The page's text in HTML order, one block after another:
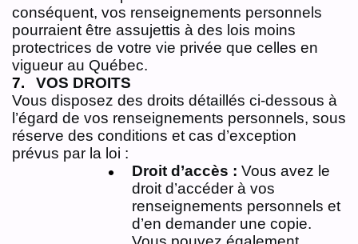
conséquent, vos renseignements personnels
pourraient être assujettis à des lois moins
protectrices de votre vie privée que celles en
vigueur au Québec.
VOS DROITS
Vous disposez des droits détaillés ci-dessous à
l’égard de vos renseignements personnels, sous
réserve des conditions et cas d’exception
prévus par la loi :
Droit d’accès : Vous avez le
droit d’accéder à vos
renseignements personnels et
d’en demander une copie.